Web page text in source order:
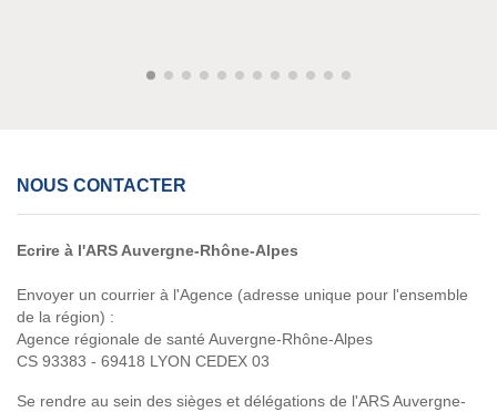
NOUS CONTACTER
Ecrire à l'ARS Auvergne-Rhône-Alpes
Envoyer un courrier à l'Agence (adresse unique pour l'ensemble
de la région) :
Agence régionale de santé Auvergne-Rhône-Alpes
CS 93383 - 69418 LYON CEDEX 03
Se rendre au sein des sièges et délégations de l'ARS Auvergne-